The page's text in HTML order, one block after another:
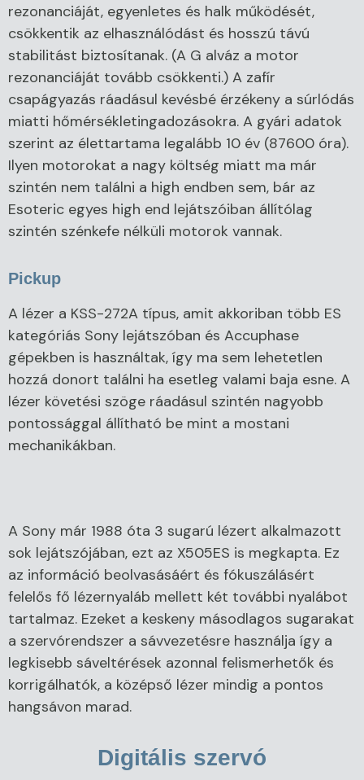
rezonanciáját, egyenletes és halk működését,
csökkentik az elhasználódást és hosszú távú
stabilitást biztosítanak. (A G alváz a motor
rezonanciáját tovább csökkenti.) A zafír
csapágyazás ráadásul kevésbé érzékeny a súrlódás
miatti hőmérsékletingadozásokra. A gyári adatok
szerint az élettartama legalább 10 év (87600 óra).
Ilyen motorokat a nagy költség miatt ma már
szintén nem találni a high endben sem, bár az
Esoteric egyes high end lejátszóiban állítólag
szintén szénkefe nélküli motorok vannak.
Pickup
A lézer a KSS-272A típus, amit akkoriban több ES
kategóriás Sony lejátszóban és Accuphase
gépekben is használtak, így ma sem lehetetlen
hozzá donort találni ha esetleg valami baja esne. A
lézer követési szöge ráadásul szintén nagyobb
pontossággal állítható be mint a mostani
mechanikákban.
A Sony már 1988 óta 3 sugarú lézert alkalmazott
sok lejátszójában, ezt az X505ES is megkapta. Ez
az információ beolvasásáért és fókuszálásért
felelős fő lézernyaláb mellett két további nyalábot
tartalmaz. Ezeket a keskeny másodlagos sugarakat
a szervórendszer a sávvezetésre használja így a
legkisebb sáveltérések azonnal felismerhetők és
korrigálhatók, a középső lézer mindig a pontos
hangsávon marad.
Digitális szervó